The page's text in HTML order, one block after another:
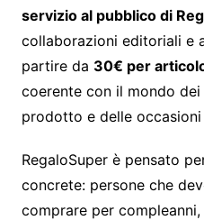
servizio al pubblico di
collaborazioni editoriali e
partire da 30€ per
coerente con il mondo
prodotto e delle occasioni
RegaloSuper è pensato
concrete: persone che
comprare per